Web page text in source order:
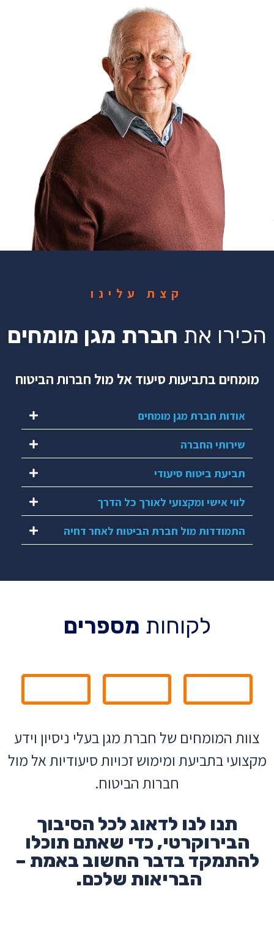
קצת עלינו
הכירו את חברת מגן מומחים
מומחים בתביעות סיעוד אל מול חברות הביטוח
אודות חברת מגן מומחים
שירותי החברה
תביעת ביטוח סיעודי
לווי אישי ומקצועי לאורך כל הדרך
התמודדות מול חברת הביטוח לאחר דחיה
לקוחות מספרים
צוות המומחים של חברת מגן בעלי ניסיון וידע
מקצועי בתביעת ומימוש זכויות סיעודיות אל מול
חברות הביטוח.
תנו לנו לדאוג לכל הסיבוך
הבירוקרטי, כדי שאתם תוכלו
להתמקד בדבר החשוב באמת –
הבריאות שלכם.